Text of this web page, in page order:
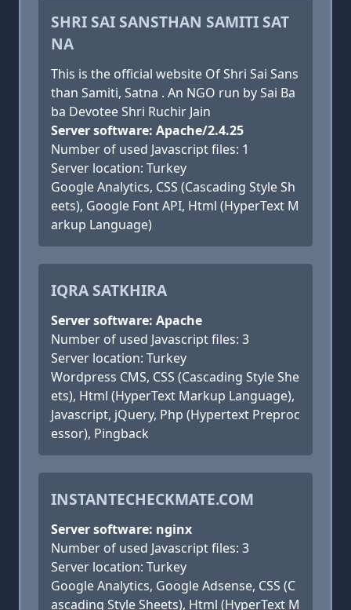
SHRI SAI SANSTHAN SAMITI SAT
NA
This is the official website Of Shri Sai Sans
than Samiti, Satna . An NGO run by Sai Ba
ba Devotee Shri Ruchir Jain
Server software: Apache/2.4.25
Number of used Javascript files: 1
Server location: Turkey
Google Analytics, CSS (Cascading Style Sh
eets), Google Font API, Html (HyperText M
arkup Language)
IQRA SATKHIRA
Server software: Apache
Number of used Javascript files: 3
Server location: Turkey
Wordpress CMS, CSS (Cascading Style She
ets), Html (HyperText Markup Language),
Javascript, jQuery, Php (Hypertext Preproc
essor), Pingback
INSTANTECHECKMATE.COM
Server software: nginx
Number of used Javascript files: 3
Server location: Turkey
Google Analytics, Google Adsense, CSS (C
ascading Style Sheets), Html (HyperText M